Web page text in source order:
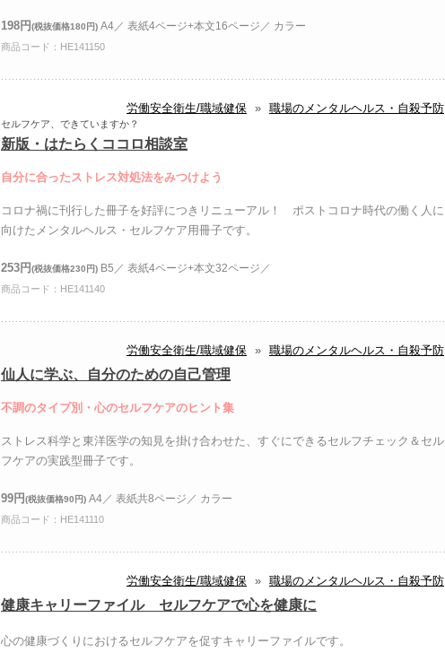
198円(税抜価格180円) A4／ 表紙4ページ+本文16ページ／ カラー
商品コード：HE141150
労働安全衛生/職域健保 » 職場のメンタルヘルス・自殺予防
セルフケア、できていますか？
新版・はたらくココロ相談室
自分に合ったストレス対処法をみつけよう
コロナ禍に刊行した冊子を好評につきリニューアル！ ポストコロナ時代の働く人に
向けたメンタルヘルス・セルフケア用冊子です。
253円(税抜価格230円) B5／ 表紙4ページ+本文32ページ／
商品コード：HE141140
労働安全衛生/職域健保 » 職場のメンタルヘルス・自殺予防
仙人に学ぶ、自分のための自己管理
不調のタイプ別・心のセルフケアのヒント集
ストレス科学と東洋医学の知見を掛け合わせた、すぐにできるセルフチェック＆セル
フケアの実践型冊子です。
99円(税抜価格90円) A4／ 表紙共8ページ／ カラー
商品コード：HE141110
労働安全衛生/職域健保 » 職場のメンタルヘルス・自殺予防
健康キャリーファイル セルフケアで心を健康に
心の健康づくりにおけるセルフケアを促すキャリーファイルです。